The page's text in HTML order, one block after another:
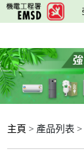
跳
至
要
內
容
主頁 > 產品列表 >